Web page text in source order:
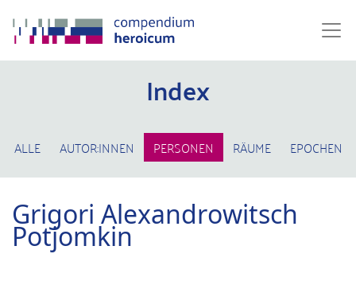
Index
ALLE AUTOR:INNEN PERSONEN RÄUME EPOCHEN
Grigori Alexandrowitsch
Potjomkin